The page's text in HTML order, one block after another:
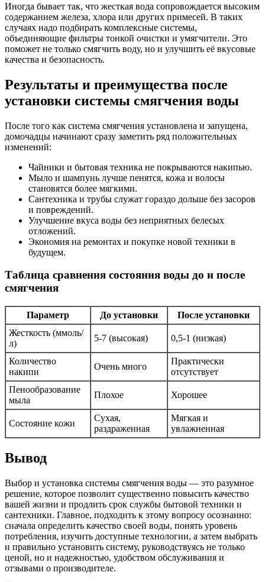
Иногда бывает так, что жесткая вода сопровождается высоким
содержанием железа, хлора или других примесей. В таких
случаях надо подбирать комплексные системы,
объединяющие фильтры тонкой очистки и умягчители. Это
поможет не только смягчить воду, но и улучшить её вкусовые
качества и безопасность.
Результаты и преимущества после
установки системы смягчения воды
После того как система смягчения установлена и запущена,
домочадцы начинают сразу заметить ряд положительных
изменений:
Чайники и бытовая техника не покрываются накипью.
Мыло и шампунь лучше пенятся, кожа и волосы
становятся более мягкими.
Сантехника и трубы служат гораздо дольше без засоров
и повреждений.
Улучшение вкуса воды без неприятных белесых
отложений.
Экономия на ремонтах и покупке новой техники в
будущем.
Таблица сравнения состояния воды до и после
смягчения
Параметр До установки
После установки
Жесткость (ммоль/
л)
5-7 (высокая) 0,5-1 (низкая)
Количество
накипи
Очень много
Практически
отсутствует
Пенообразование
мыла
Плохое Хорошее
Состояние кожи
Сухая,
раздраженная
Мягкая и
увлажненная
Вывод
Выбор и установка системы смягчения воды — это разумное
решение, которое позволит существенно повысить качество
вашей жизни и продлить срок службы бытовой техники и
сантехники. Главное, подходить к этому вопросу осознанно:
сначала определить качество своей воды, понять уровень
потребления, изучить доступные технологии, а затем выбрать
и правильно установить систему, руководствуясь не только
ценой, но и надежностью, удобством обслуживания и
отзывами о производителе.